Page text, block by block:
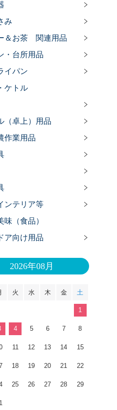
み
＆お茶 関連用品
・台所用品
イパン
ケトル
（卓上）用品
作業用品
ンテリア等
味（食品）
ア向け用品
2026年08月
火 水 木 金 土
1
4 5 6 7 8
11 12 13 14 15
18 19 20 21 22
25 26 27 28 29